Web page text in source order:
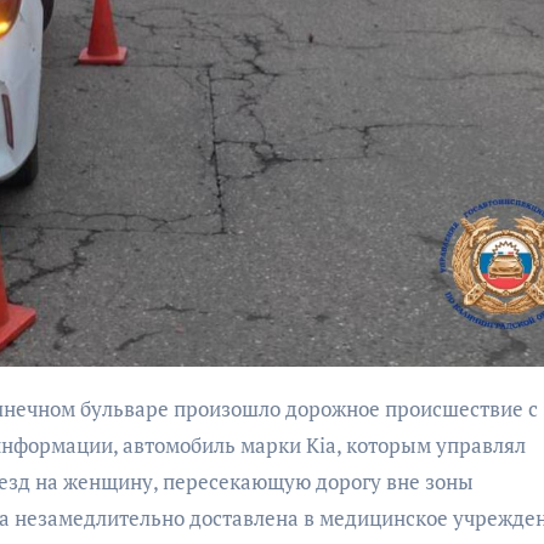
автомобиль марки Kia, которым управлял
на женщину, пересекающую дорогу вне зоны
доставлена в медицинское
бурана
АФИША
КУЛЬТУРА
ОБЩЕСТВО
Николай Патрушев
проведение в
Калининграде
морского фестиваля
«Открытое море»
АФИША
ОБЩЕСТВО
Организаторы
фестиваля
«Открытое
объявили даты
проведения!